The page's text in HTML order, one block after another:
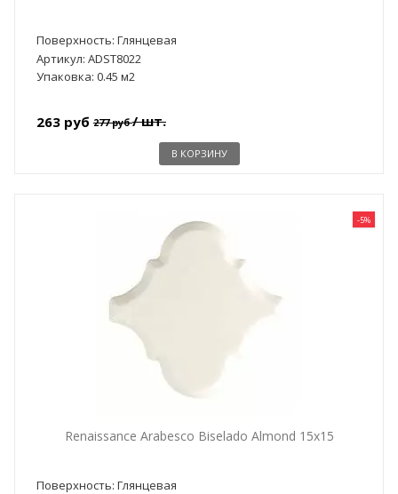
Поверхность: Глянцевая
Артикул: ADST8022
Упаковка: 0.45 м2
263 руб 277 руб/ шт.
В КОРЗИНУ
-5%
Renaissance Arabesco Biselado Almond 15x15
Поверхность: Глянцевая